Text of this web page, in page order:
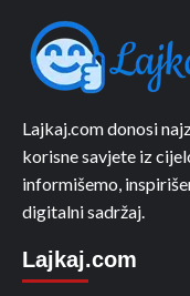
Lajkaj.com donosi
korisne savjete iz
informišemo,
digitalni sadržaj.
Lajkaj.com